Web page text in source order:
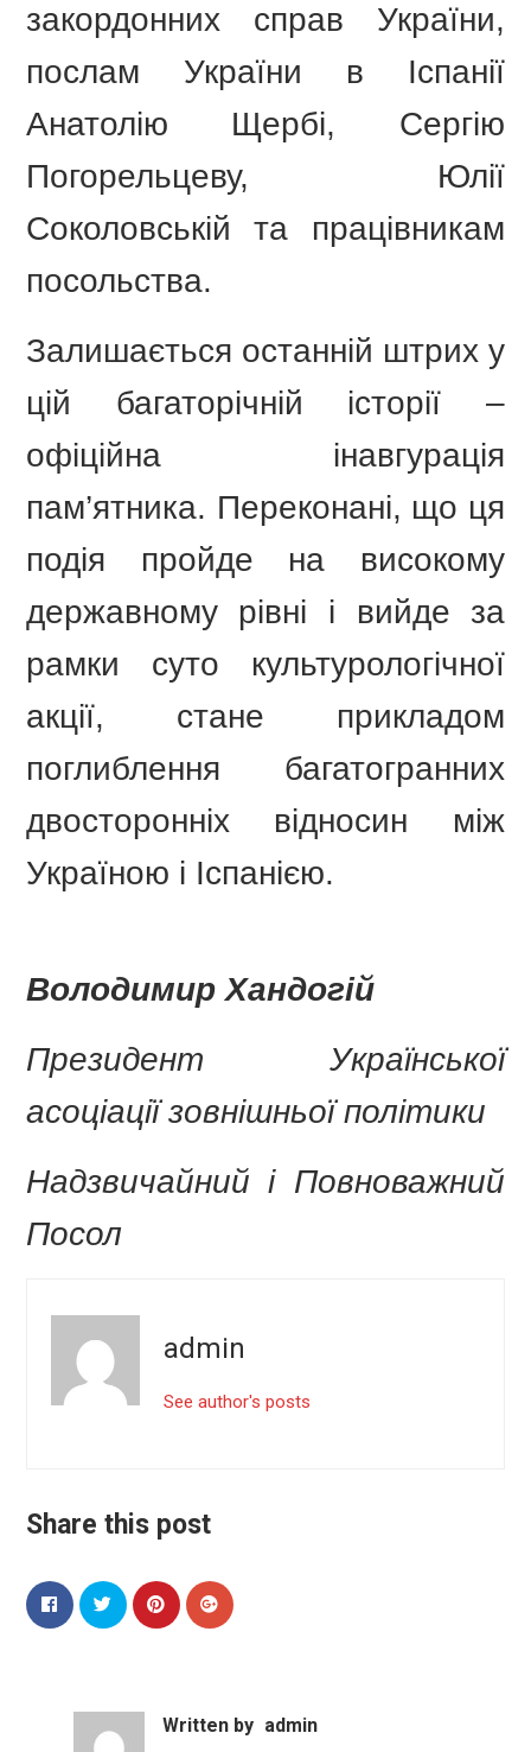
закордонних справ України,
послам України в Іспанії
Анатолію Щербі, Сергію
Погорельцеву, Юлії
Соколовській та працівникам
посольства.
Залишається останній штрих у
цій багаторічній історії –
офіційна інавгурація
пам’ятника. Переконані, що ця
подія пройде на високому
державному рівні і вийде за
рамки суто культурологічної
акції, стане прикладом
поглиблення багатогранних
двосторонніх відносин між
Україною і Іспанією.
Володимир Хандогій
Президент Української
асоціації зовнішньої політики
Надзвичайний і Повноважний
Посол
admin
See author's posts
Share this post
Written by admin